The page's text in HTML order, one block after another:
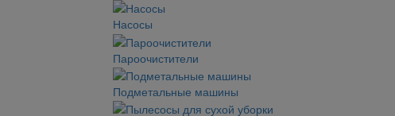
Насосы
Пароочистители
Подметальные машины